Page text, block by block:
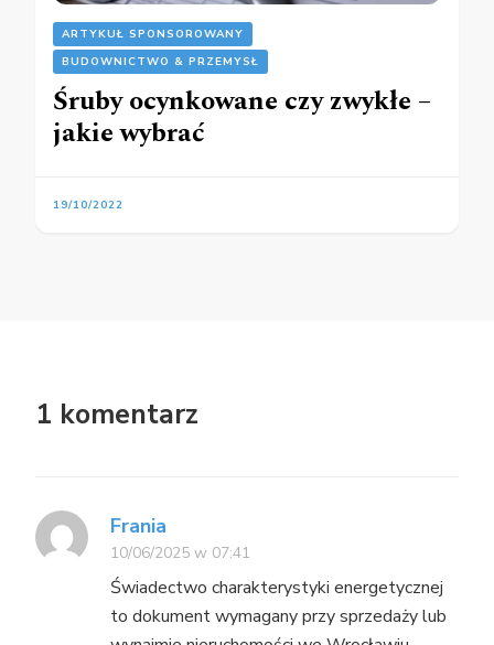
ARTYKUŁ SPONSOROWANY
BUDOWNICTWO & PRZEMYSŁ
Śruby ocynkowane czy zwykłe –
jakie wybrać
19/10/2022
1 komentarz
Frania
10/06/2025 w 07:41
Świadectwo charakterystyki energetycznej
to dokument wymagany przy sprzedaży lub